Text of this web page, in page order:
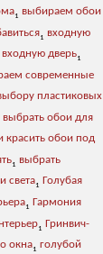
1 выбираем обои
1
входную
дверь1
современные
пластиковых
выбрать обои для
красить обои под
1
выбрать
света1 Голубая
1
Гармония
1
Гринвич-
окна1 голубой